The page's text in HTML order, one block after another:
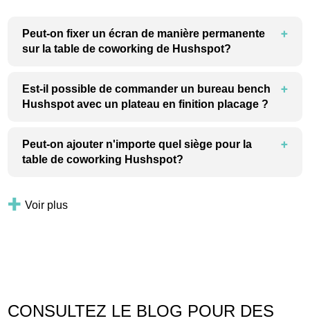
Peut-on fixer un écran de manière permanente
sur la table de coworking de Hushspot?
Est-il possible de commander un bureau bench
Hushspot avec un plateau en finition placage ?
Peut-on ajouter n'importe quel siège pour la
table de coworking Hushspot?
Voir plus
CONSULTEZ LE BLOG POUR DES